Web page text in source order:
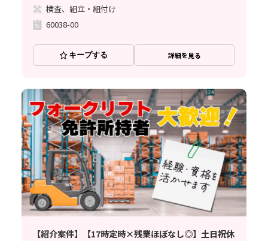
検査、組立・組付け
60038-00
キープする 詳細を見る
【紹介案件】【17時定時×残業ほぼなし◎】土日祝休